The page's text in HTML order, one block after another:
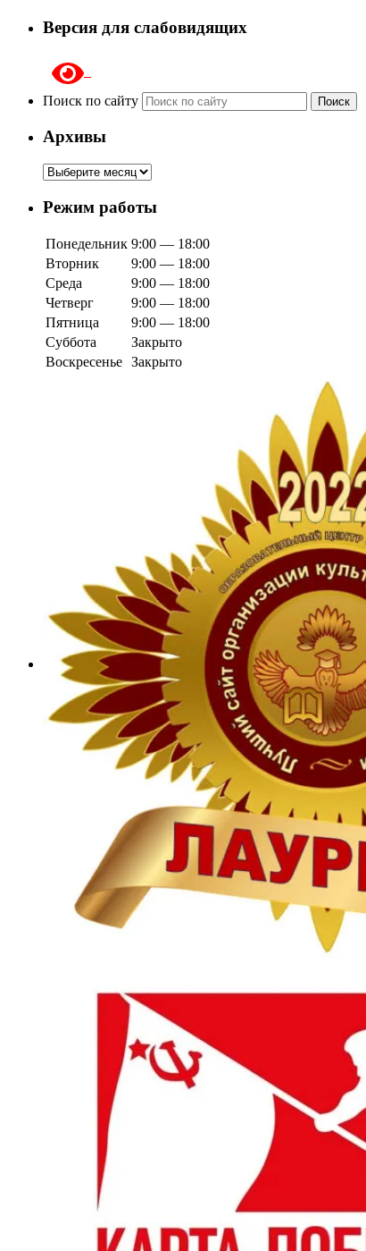
Версия для слабовидящих
Поиск по сайту Поиск
Архивы
Архивы
Режим работы
Понедельник 9:00 — 18:00
Вторник
9:00 — 18:00
Среда
9:00 — 18:00
Четверг
9:00 — 18:00
Пятница
9:00 — 18:00
Суббота
Закрыто
Воскресенье Закрыто